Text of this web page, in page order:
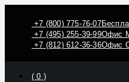
+7 (800) 775-76-07
+7 (495) 255-39-99Офис
+7 (812) 612-36-36Офис
(0 )